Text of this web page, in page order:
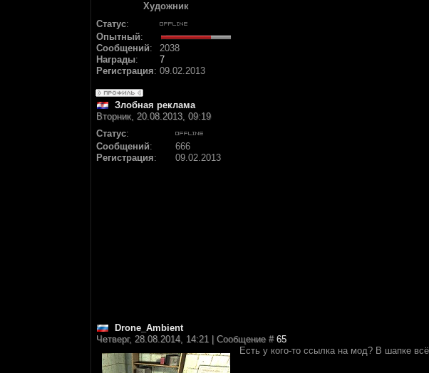
Художник
Статус:
Опытный:
Сообщений:
2038
Награды:
7
Регистрация: 09.02.2013
Злобная реклама
Вторник, 20.08.2013, 09:19
Статус:
Сообщений:
666
Регистрация: 09.02.2013
Drone_Ambient
Четверг, 28.08.2014, 14:21 | Сообщение # 65
Есть у кого-то ссылка на мод? В шапке